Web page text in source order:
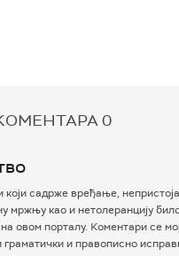
0
који садрже вређање,
мржњу као и нетолеранцију
овом порталу. Коментари се
граматички и правописно